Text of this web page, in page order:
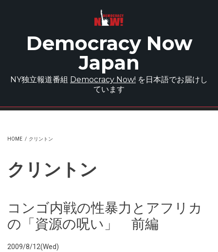
Democracy Now
Japan
NY独立報道番組 Democracy Now! を日本語でお届けし
ています
HOME / クリントン
クリントン
コンゴ内戦の性暴力とアフリカ
の「資源の呪い」 前編
2009/8/12(Wed)